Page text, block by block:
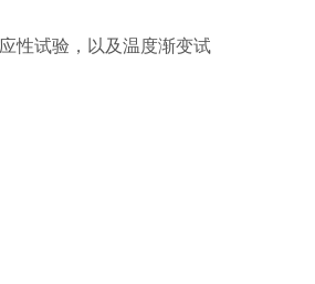
性试验，以及温度渐变试